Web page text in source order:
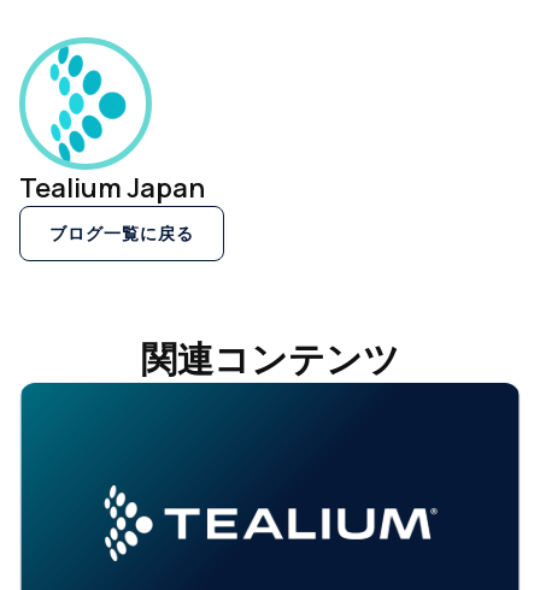
Tealium Japan
ブログ一覧に戻る
関連コンテンツ